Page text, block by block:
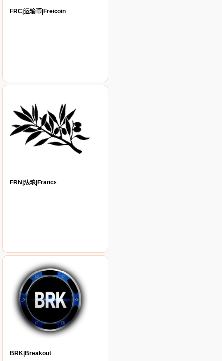
FRC|运输币|Freicoin
FRN|法琅|Francs
BRK|Breakout